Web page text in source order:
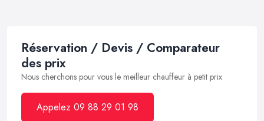
Réservation / Devis / Comparateur
des prix
Nous cherchons pour vous le meilleur chauffeur à petit prix
Appelez 09 88 29 01 98